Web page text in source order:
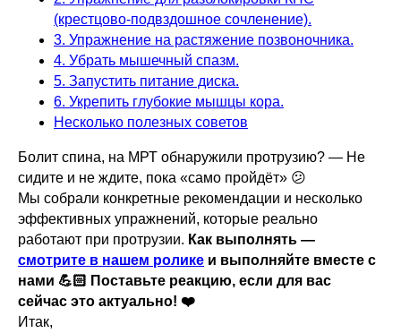
(крестцово-подвздошное сочленение).
3. Упражнение на растяжение позвоночника.
4. Убрать мышечный спазм.
5. Запустить питание диска.
6. Укрепить глубокие мышцы кора.
Несколько полезных советов
Болит спина, на МРТ обнаружили протрузию? — Не
сидите и не ждите, пока «само пройдёт» 😕
Мы собрали конкретные рекомендации и несколько
эффективных упражнений, которые реально
работают при протрузии. Как выполнять —
смотрите в нашем ролике и выполняйте вместе с
нами 💪🏻 Поставьте реакцию, если для вас
сейчас это актуально! ❤️
Итак,